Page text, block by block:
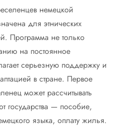
немецкой
для этнических
Программа не только
на постоянное
серьезную поддержку и
в стране. Первое
может рассчитывать
государства — пособие,
языка, оплату жилья.